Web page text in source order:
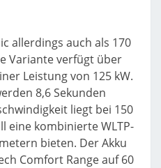
allerdings auch als 170
Variante verfügt über
Leistung von 125 kW.
8,6 Sekunden
liegt bei 150
eine kombinierte WLTP-
bieten. Der Akku
Comfort Range auf 60